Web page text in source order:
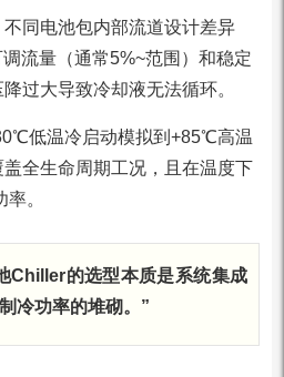
不同电池包内部流道设计差异
流量（通常5%~范围）和稳定
过大导致冷却液无法循环。
低温冷启动模拟到+85℃高温
全生命周期工况，且在温度下
。
Chiller的选型本质是系统集成
冷功率的堆砌。”